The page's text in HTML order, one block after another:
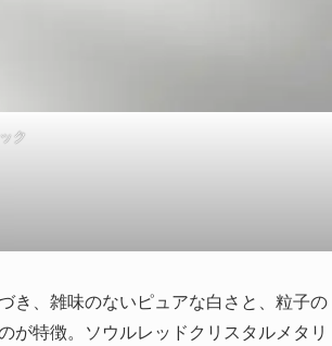
ク
き、雑味のないピュアな白さと、粒子の
が特徴。ソウルレッドクリスタルメタリ